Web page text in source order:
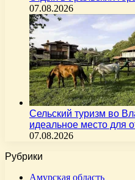
07.08.2026
Сельский туризм во
идеальное место для
07.08.2026
Рубрики
Амурская область